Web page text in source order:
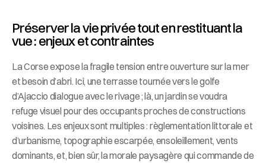
Préserver la vie privée tout en restituant la
vue : enjeux et contraintes
La Corse expose la fragile tension entre ouverture sur la mer
et besoin d’abri. Ici, une terrasse tournée vers le golfe
d’Ajaccio dialogue avec le rivage ; là, un jardin se voudra
refuge visuel pour des occupants proches de constructions
voisines. Les enjeux sont multiples : règlementation littorale et
d’urbanisme, topographie escarpée, ensoleillement, vents
dominants, et, bien sûr, la morale paysagère qui commande de